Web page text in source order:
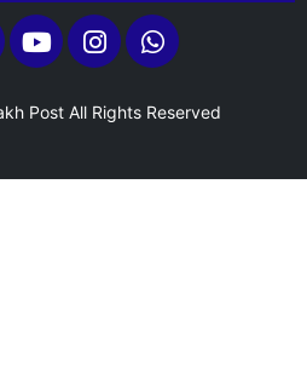
Post All Rights Reserved